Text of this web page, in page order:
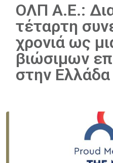
ΟΛΠ Α.Ε.:
τέταρτη
χρονιά ως
βιώσιμων
στην Ελλάδα